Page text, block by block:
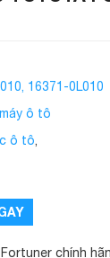
16371-0L010
ô tô
ô tô,
chính